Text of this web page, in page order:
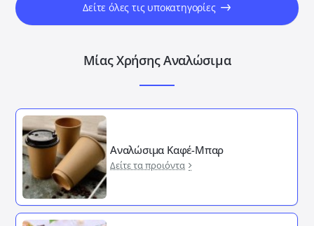
Δείτε όλες τις υποκατηγορίες
Μίας Χρήσης Αναλώσιμα
Αναλώσιμα Καφέ-Μπαρ
Δείτε τα προιόντα